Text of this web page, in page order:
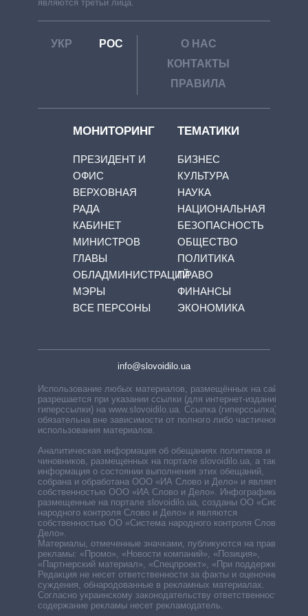
являются третьи лица.
УКР РОС
О НАС
КОНТАКТЫ
ПРАВИЛА
МОНИТОРИНГ
ПРЕЗИДЕНТ И
ОФИС
ВЕРХОВНАЯ
РАДА
КАБИНЕТ
МИНИСТРОВ
ГЛАВЫ
ОБЛАДМИНИСТРАЦИЙ
МЭРЫ
ВСЕ ПЕРСОНЫ
ТЕМАТИКИ
БИЗНЕС
КУЛЬТУРА
НАУКА
НАЦИОНАЛЬНАЯ
БЕЗОПАСНОСТЬ
ОБЩЕСТВО
ПОЛИТИКА
ПРАВО
ФИНАНСЫ
ЭКОНОМИКА
info@slovoidilo.ua
Использование любых материалов, размещённых на сайте,
разрешается при указании ссылки (для интернет-изданий —
гиперссылки) на www.slovoidilo.ua. Ссылка (гиперссылка)
обязательна вне зависимости от полного либо частичного
использования материалов.
Аналитическая информация об обещаниях политиков и
чиновников, размещенных на портале slovoidilo.ua, а также
информация о состоянии выполнения этих обещаний,
собрана и обработана ООО «ИА Слово и Дело» и является
собственностью ООО «ИА Слово и Дело». Инфографики,
размещенные на портале slovoidilo.ua, созданы ОО «Система
народного контроля Слово и Дело» и являются
собственностью ОО «Система народного контроля Слово и
Дело».
Материалы, отмеченные значками, публикуются на правах
рекламы: «Промо», «Новости компаний», «Позиция»,
«Партнерский материал», «Спецпроект», «При поддержке».
Редакция не несет ответственности за факты и оценочные
суждения, обнародованные в рекламных материалах.
Согласно украинскому законодательству ответственность за
содержание рекламы несет рекламодатель.